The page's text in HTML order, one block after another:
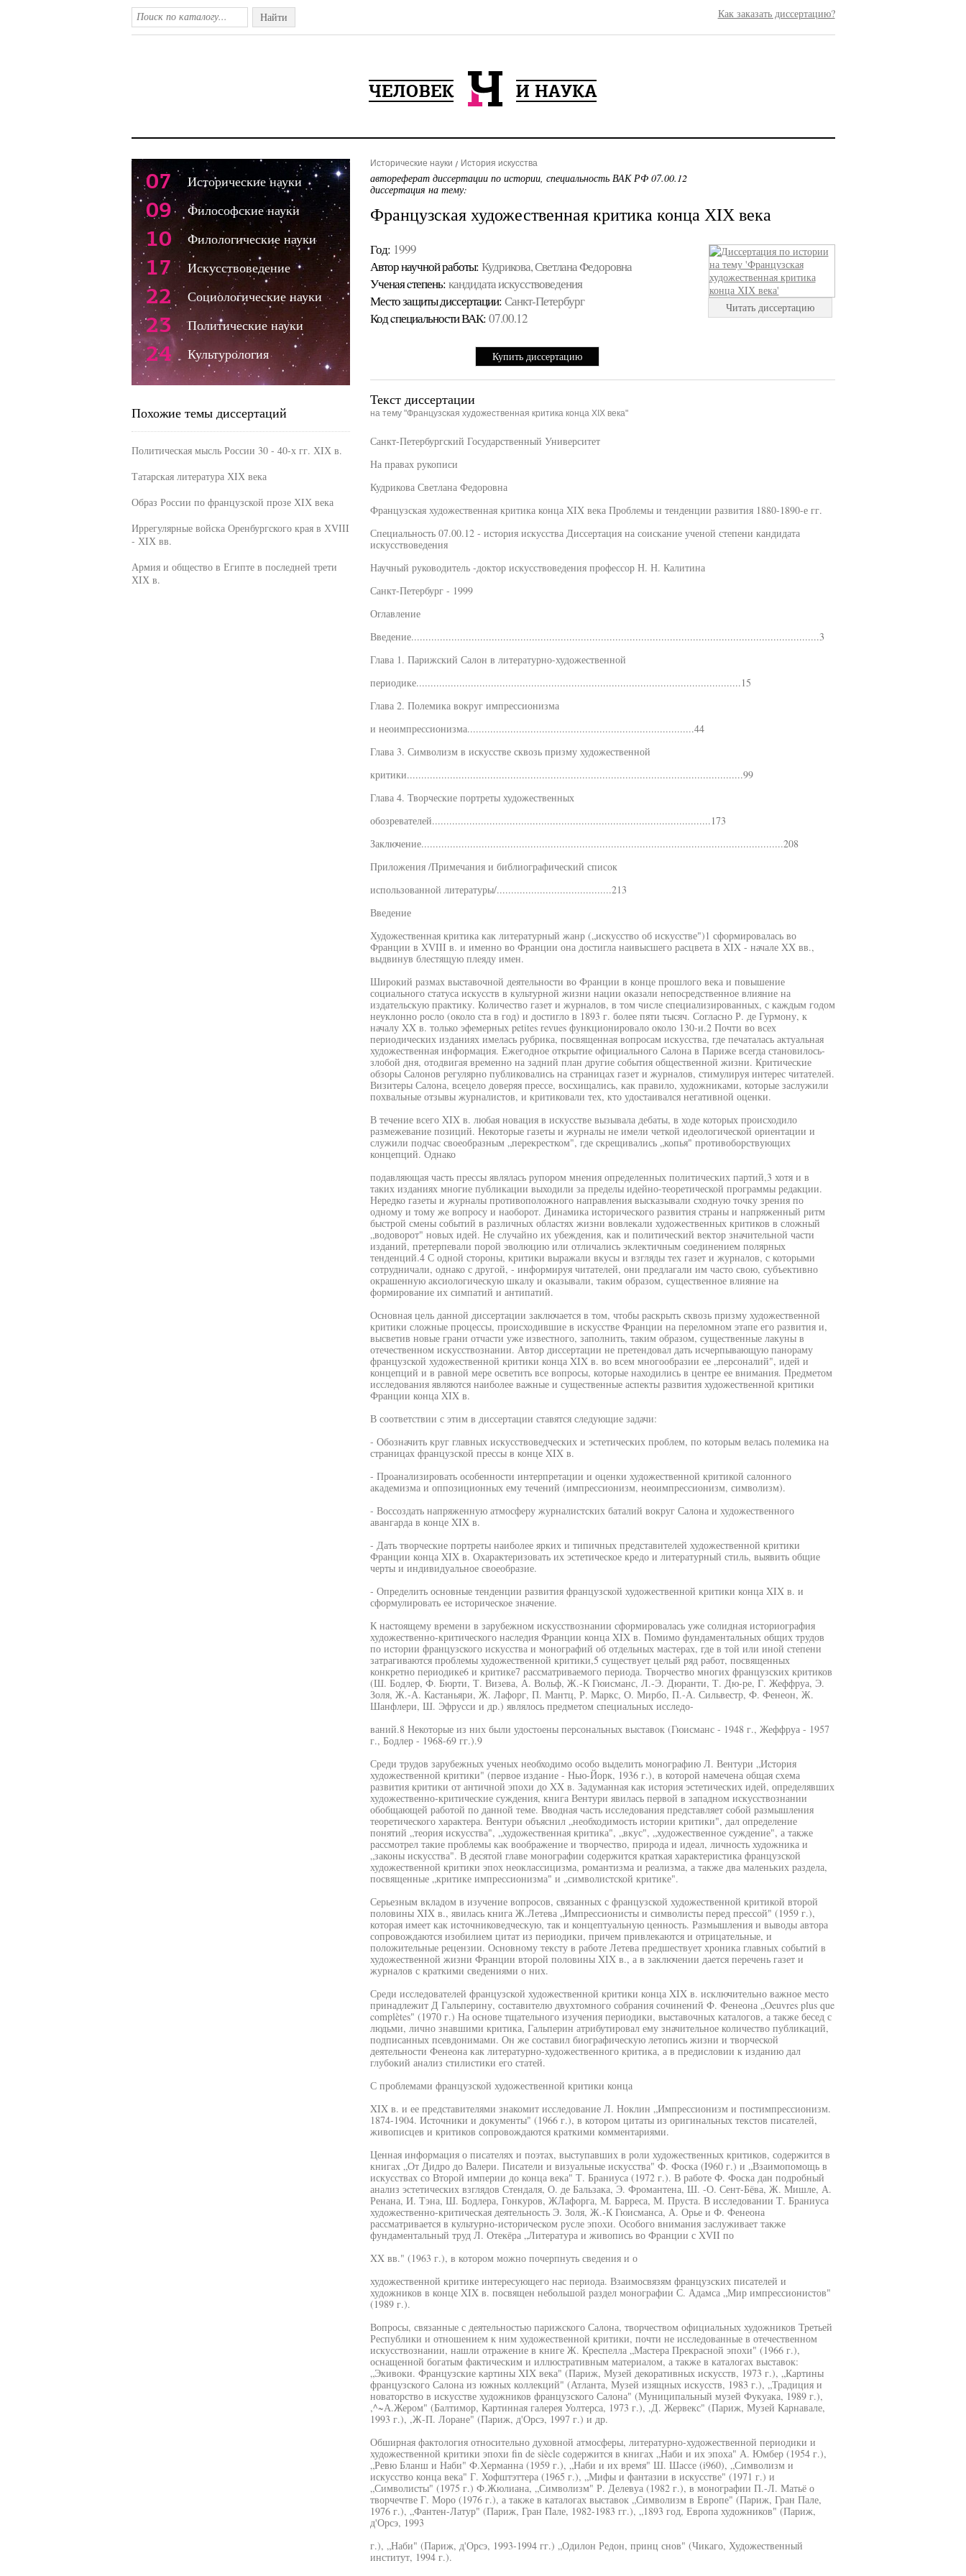
Найти Как заказать диссертацию?
Исторические науки История искусства
автореферат диссертации по истории, специальность ВАК РФ 07.00.12
диссертация на тему:
Французская художественная критика конца ХIХ века
Год: 1999
Автор научной работы: Кудрикова, Светлана Федоровна
Ученая cтепень: кандидата искусствоведения
Место защиты диссертации: Санкт-Петербург
Код cпециальности ВАК: 07.00.12
Купить диссертацию
Читать диссертацию
Текст диссертации
на тему "Французская художественная критика конца ХIХ века"
Санкт-Петербургский Государственный Университет
На правах рукописи
Кудрикова Светлана Федоровна
Французская художественная критика конца XIX века Проблемы и тенденции развития 1880-1890-е гг.
Специальность 07.00.12 - история искусства Диссертация на соискание ученой степени кандидата
искусствоведения
Научный руководитель -доктор искусствоведения профессор Н. Н. Калитина
Санкт-Петербург - 1999
Оглавление
Введение..............................................................................................................................................3
Глава 1. Парижский Салон в литературно-художественной
периодике.................................................................................................................15
Глава 2. Полемика вокруг импрессионизма
и неоимпрессионизма...............................................................................44
Глава 3. Символизм в искусстве сквозь призму художественной
критики.....................................................................................................................99
Глава 4. Творческие портреты художественных
обозревателей.................................................................................................173
Заключение..............................................................................................................................208
Приложения /Примечания и библиографический список
использованной литературы/........................................213
Введение
Художественная критика как литературный жанр („искусство об искусстве")1 сформировалась во
Франции в XVIII в. и именно во Франции она достигла наивысшего расцвета в XIX - начале XX вв.,
выдвинув блестящую плеяду имен.
Широкий размах выставочной деятельности во Франции в конце прошлого века и повышение
социального статуса искусств в культурной жизни нации оказали непосредственное влияние на
издательскую практику. Количество газет и журналов, в том числе специализированных, с каждым годом
неуклонно росло (около ста в год) и достигло в 1893 г. более пяти тысяч. Согласно Р. де Гурмону, к
началу XX в. только эфемерных petites revues функционировало около 130-и.2 Почти во всех
периодических изданиях имелась рубрика, посвященная вопросам искусства, где печаталась актуальная
художественная информация. Ежегодное открытие официального Салона в Париже всегда становилось-
злобой дня, отодвигая временно на задний план другие события общественной жизни. Критические
обзоры Салонов регулярно публиковались на страницах газет и журналов, стимулируя интерес читателей.
Визитеры Салона, всецело доверяя прессе, восхищались, как правило, художниками, которые заслужили
похвальные отзывы журналистов, и критиковали тех, кто удостаивался негативной оценки.
В течение всего XIX в. любая новация в искусстве вызывала дебаты, в ходе которых происходило
размежевание позиций. Некоторые газеты и журналы не имели четкой идеологической ориентации и
служили подчас своеобразным „перекрестком", где скрещивались „копья" противоборствующих
концепций. Однако
подавляющая часть прессы являлась рупором мнения определенных политических партий,3 хотя и в
таких изданиях многие публикации выходили за пределы идейно-теоретической программы редакции.
Нередко газеты и журналы противоположного направления высказывали сходную точку зрения по
одному и тому же вопросу и наоборот. Динамика исторического развития страны и напряженный ритм
быстрой смены событий в различных областях жизни вовлекали художественных критиков в сложный
„водоворот" новых идей. Не случайно их убеждения, как и политический вектор значительной части
изданий, претерпевали порой эволюцию или отличались эклектичным соединением полярных
тенденций.4 С одной стороны, критики выражали вкусы и взгляды тех газет и журналов, с которыми
сотрудничали, однако с другой, - информируя читателей, они предлагали им часто свою, субъективно
окрашенную аксиологическую шкалу и оказывали, таким образом, существенное влияние на
формирование их симпатий и антипатий.
Основная цель данной диссертации заключается в том, чтобы раскрыть сквозь призму художественной
критики сложные процессы, происходившие в искусстве Франции на переломном этапе его развития и,
высветив новые грани отчасти уже известного, заполнить, таким образом, существенные лакуны в
отечественном искусствознании. Автор диссертации не претендовал дать исчерпывающую панораму
французской художественной критики конца XIX в. во всем многообразии ее „персоналий", идей и
концепций и в равной мере осветить все вопросы, которые находились в центре ее внимания. Предметом
исследования являются наиболее важные и существенные аспекты развития художественной критики
Франции конца XIX в.
В соответствии с этим в диссертации ставятся следующие задачи:
- Обозначить круг главных искусствоведческих и эстетических проблем, по которым велась полемика на
страницах французской прессы в конце XIX в.
- Проанализировать особенности интерпретации и оценки художественной критикой салонного
академизма и оппозиционных ему течений (импрессионизм, неоимпрессионизм, символизм).
- Воссоздать напряженную атмосферу журналистских баталий вокруг Салона и художественного
авангарда в конце XIX в.
- Дать творческие портреты наиболее ярких и типичных представителей художественной критики
Франции конца XIX в. Охарактеризовать их эстетическое кредо и литературный стиль, выявить общие
черты и индивидуальное своеобразие.
- Определить основные тенденции развития французской художественной критики конца XIX в. и
сформулировать ее историческое значение.
К настоящему времени в зарубежном искусствознании сформировалась уже солидная историография
художественно-критического наследия Франции конца XIX в. Помимо фундаментальных общих трудов
по истории французского искусства и монографий об отдельных мастерах, где в той или иной степени
затрагиваются проблемы художественной критики,5 существует целый ряд работ, посвященных
конкретно периодике6 и критике7 рассматриваемого периода. Творчество многих французских критиков
(Ш. Бодлер, Ф. Бюрти, Т. Визева, А. Вольф, Ж.-К Гюисманс, Л.-Э. Дюранти, Т. Дю-ре, Г. Жеффруа, Э.
Золя, Ж.-А. Кастаньяри, Ж. Лафорг, П. Мантц, Р. Маркс, О. Мирбо, П.-А. Сильвестр, Ф. Фенеон, Ж.
Шанфлери, Ш. Эфрусси и др.) являлось предметом специальных исследо-
ваний.8 Некоторые из них были удостоены персональных выставок (Гюисманс - 1948 г., Жеффруа - 1957
г., Бодлер - 1968-69 гг.).9
Среди трудов зарубежных ученых необходимо особо выделить монографию Л. Вентури „История
художественной критики" (первое издание - Нью-Йорк, 1936 г.), в которой намечена общая схема
развития критики от античной эпохи до XX в. Задуманная как история эстетических идей, определявших
художественно-критические суждения, книга Вентури явилась первой в западном искусствознании
обобщающей работой по данной теме. Вводная часть исследования представляет собой размышления
теоретического характера. Вентури объяснил „необходимость истории критики", дал определение
понятий „теория искусства", „художественная критика", „вкус", „художественное суждение", а также
рассмотрел такие проблемы как воображение и творчество, природа и идеал, личность художника и
„законы искусства". В десятой главе монографии содержится краткая характеристика французской
художественной критики эпох неоклассицизма, романтизма и реализма, а также два маленьких раздела,
посвященные „критике импрессионизма" и „символистской критике".
Серьезным вкладом в изучение вопросов, связанных с французской художественной критикой второй
половины XIX в., явилась книга Ж.Летева „Импрессионисты и символисты перед прессой" (1959 г.),
которая имеет как источниковедческую, так и концептуальную ценность. Размышления и выводы автора
сопровождаются изобилием цитат из периодики, причем привлекаются и отрицательные, и
положительные рецензии. Основному тексту в работе Летева предшествует хроника главных событий в
художественной жизни Франции второй половины XIX в., а в заключении дается перечень газет и
журналов с краткими сведениями о них.
Среди исследователей французской художественной критики конца XIX в. исключительно важное место
принадлежит Д Гальперину, составителю двухтомного собрания сочинений Ф. Фенеона „Oeuvres plus que
complètes" (1970 г.) На основе тщательного изучения периодики, выставочных каталогов, а также бесед с
людьми, лично знавшими критика, Гальперин атрибутировал ему значительное количество публикаций,
подписанных псевдонимами. Он же составил биографическую летопись жизни и творческой
деятельности Фенеона как литературно-художественного критика, а в предисловии к изданию дал
глубокий анализ стилистики его статей.
С проблемами французской художественной критики конца
XIX в. и ее представителями знакомит исследование Л. Ноклин „Импрессионизм и постимпрессионизм.
1874-1904. Источники и документы" (1966 г.), в котором цитаты из оригинальных текстов писателей,
живописцев и критиков сопровождаются краткими комментариями.
Ценная информация о писателях и поэтах, выступавших в роли художественных критиков, содержится в
книгах „От Дидро до Валери. Писатели и визуальные искусства" Ф. Фоска (I960 г.) и „Взаимопомощь в
искусствах со Второй империи до конца века" Т. Браниуса (1972 г.). В работе Ф. Фоска дан подробный
анализ эстетических взглядов Стендаля, О. де Бальзака, Э. Фромантена, Ш. -О. Сент-Бёва, Ж. Мишле, А.
Ренана, И. Тэна, Ш. Бодлера, Гонкуров, ЖЛафорга, М. Барреса, М. Пруста. В исследовании Т. Браниуса
художественно-критическая деятельность Э. Золя, Ж.-К Гюисманса, А. Орье и Ф. Фенеона
рассматривается в культурно-историческом русле эпохи. Особого внимания заслуживает также
фундаментальный труд Л. Отекёра „Литература и живопись во Франции с XVII по
XX вв." (1963 г.), в котором можно почерпнуть сведения и о
художественной критике интересующего нас периода. Взаимосвязям французских писателей и
художников в конце XIX в. посвящен небольшой раздел монографии С. Адамса „Мир импрессионистов"
(1989 г.).
Вопросы, связанные с деятельностью парижского Салона, творчеством официальных художников Третьей
Республики и отношением к ним художественной критики, почти не исследованные в отечественном
искусствознании, нашли отражение в книге Ж. Креспелла „Мастера Прекрасной эпохи" (1966 г.),
оснащенной богатым фактическим и иллюстративным материалом, а также в каталогах выставок:
„Экивоки. Французские картины XIX века" (Париж, Музей декоративных искусств, 1973 г.), „Картины
французского Салона из южных коллекций" (Атланта, Музей изящных искусств, 1983 г.), „Традиция и
новаторство в искусстве художников французского Салона" (Муниципальный музей Фукуака, 1989 г.),
,^~А.Жером" (Балтимор, Картинная галерея Уолтерса, 1973 г.), ,Д. Жервекс" (Париж, Музей Карнавале,
1993 г.), ,Ж-П. Лоране" (Париж, д'Орсэ, 1997 г.) и др.
Обширная фактология относительно духовной атмосферы, литературно-художественной периодики и
художественной критики эпохи fin de siècle содержится в книгах „Наби и их эпоха" А. Юмбер (1954 г.),
„Ревю Бланш и Наби" Ф.Херманна (1959 г.), „Наби и их время" Ш. Шассе (i960), „Символизм и
искусство конца века" Г. Хофштэттера (1965 г.), „Мифы и фантазии в искусстве" (1971 г.) и
„Символисты" (1975 г.) Ф.Жюлиана, „Символизм" Р. Делевуа (1982 г.), в монографии П.-Л. Матьё о
творчечтве Г. Моро (1976 г.), а также в каталогах выставок „Символизм в Европе" (Париж, Гран Пале,
1976 г.), „Фантен-Латур" (Париж, Гран Пале, 1982-1983 гг.), „1893 год, Европа художников" (Париж,
д'Орсэ, 1993
г.), „Наби" (Париж, д'Орсэ, 1993-1994 гг.) „Одилон Редон, принц снов" (Чикаго, Художественный
институт, 1994 г.).
07 Исторические науки
09 Философские науки
10 Филологические науки
17 Искусствоведение
22 Социологические науки
23 Политические науки
24 Культурология
Похожие темы диссертаций
Политическая мысль России 30 - 40-х гг. ХIХ в.
Татарская литература ХIХ века
Образ России по французской прозе ХIХ века
Иррегулярные войска Оренбургского края в ХVIII
- ХIХ вв.
Армия и общество в Египте в последней трети
ХIХ в.